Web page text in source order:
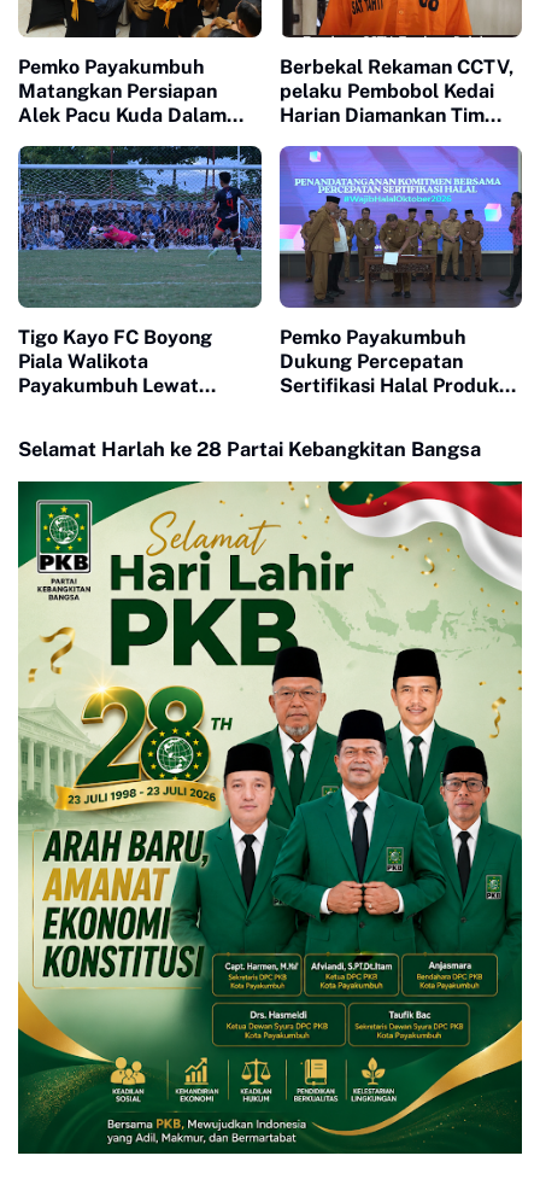
Pemko Payakumbuh
Matangkan Persiapan
Alek Pacu Kuda Dalam
Berbekal Rekaman CCTV,
pelaku Pembobol Kedai
Harian Diamankan Tim
Payakumbuh
Tigo Kayo FC Boyong
Piala Walikota
Payakumbuh Lewat
Pemko Payakumbuh
Dukung Percepatan
Sertifikasi Halal Produk
Selamat Harlah ke 28 Partai Kebangkitan Bangsa